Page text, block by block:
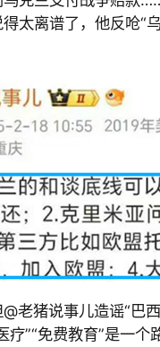
太离谱了，他反呛“
@老猪说事儿造谣“巴
”“免费教育”是一